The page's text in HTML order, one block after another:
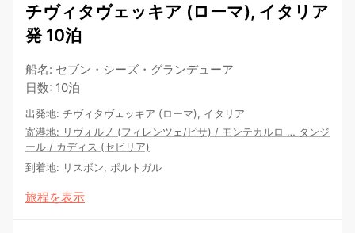
チヴィタヴェッキア (ローマ), イタリア
発 10泊
船名: セブン・シーズ・グランデューア
日数: 10泊
出発地: チヴィタヴェッキア (ローマ), イタリア
寄港地: リヴォルノ (フィレンツェ/ピサ) / モンテカルロ … タンジ
ール / カディス (セビリア)
到着地: リスボン, ポルトガル
旅程を表示